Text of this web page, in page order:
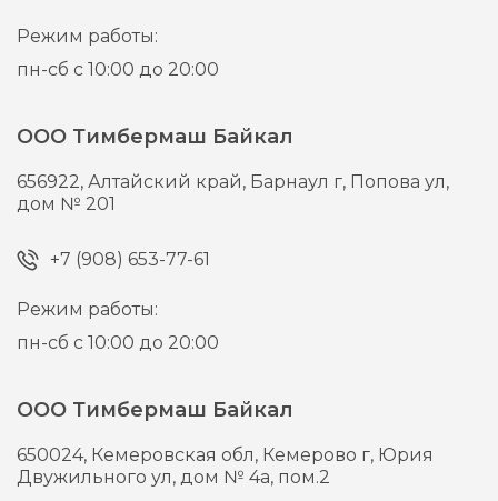
Режим работы:
пн-сб с 10:00 до 20:00
ООО Тимбермаш Байкал
656922,Алтайский край, Барнаул г, Попова ул,
дом № 201
+7 (908) 653-77-61
Режим работы:
пн-сб с 10:00 до 20:00
ООО Тимбермаш Байкал
650024, Кемеровская обл, Кемерово г, Юрия
Двужильного ул, дом № 4а, пом.2